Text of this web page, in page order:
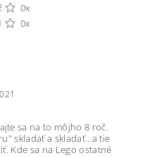
0x
0x
sa na to môjho 8 roč.
skladať a skladať...a tie
Kde sa na Lego ostatné